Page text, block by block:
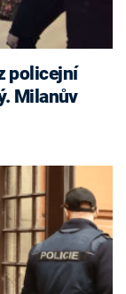
policejní
Milanův